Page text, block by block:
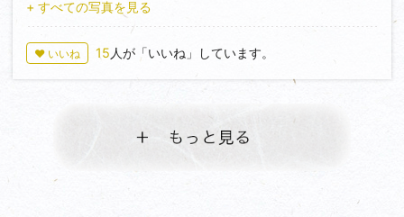
トみたいです。樹木の幹を手掛けに登らざるを得なく
完全に直登だったのですが。
尾根に到着すると2か所の堀切が有ります。外部側は
浅くギリギリ堀切と呼べる感じ、内部側はしっかりと
部土塁があり、主郭脇の腰曲輪も平滑になっています
が、最東端の曲輪迄は全体的に自然地形で緩やかに下
がっているように見受けられました。その他の主だっ
+ すべての写真を見る
♥ いいね 15 人が「いいね」しています。